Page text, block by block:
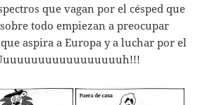
que vagan por el césped que
todo empiezan a preocupar
aspira a Europa y a luchar por el